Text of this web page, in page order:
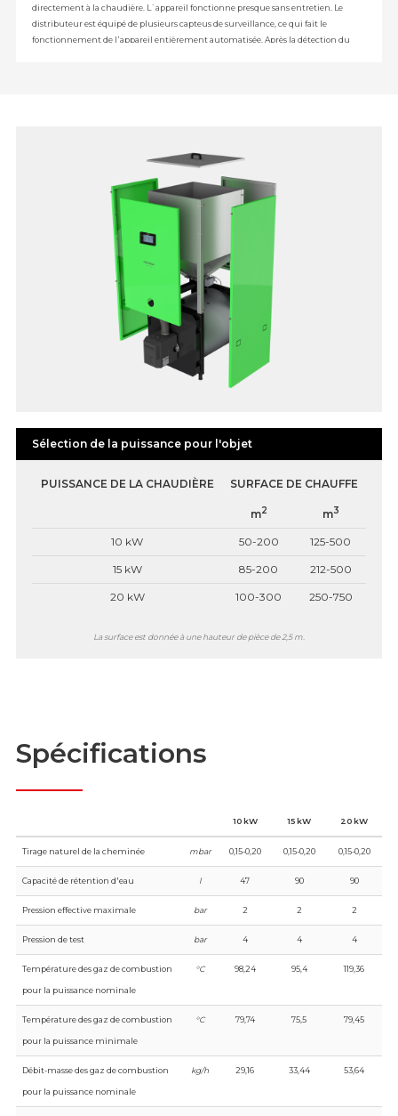
directement à la chaudière. L`appareil fonctionne presque sans entretien. Le
distributeur est équipé de plusieurs capteus de surveillance, ce qui fait le
fonctionnement de l᾿appareil entièrement automatisée. Après la détection du
Sélection de la puissance pour l'objet
PUISSANCE DE LA CHAUDIÈRE SURFACE DE CHAUFFE
m2 m3
10 kW 50-200 125-500
15 kW 85-200 212-500
20 kW 100-300 250-750
La surface est donnée à une hauteur de pièce de 2,5 m.
Spécifications
10 kW 15 kW 20 kW
Tirage naturel de la cheminée mbar 0,15-0,20 0,15-0,20 0,15-0,20
Capacité de rétention d'eau l 47 90 90
Pression effective maximale bar 2 2 2
Pression de test bar 4 4 4
Température des gaz de combustion
pour la puissance nominale
°C 98,24 95,4 119,36
Température des gaz de combustion
pour la puissance minimale
°C 79,74 75,5 79,45
Débit-masse des gaz de combustion
pour la puissance nominale
kg/h 29,16 33,44 53,64